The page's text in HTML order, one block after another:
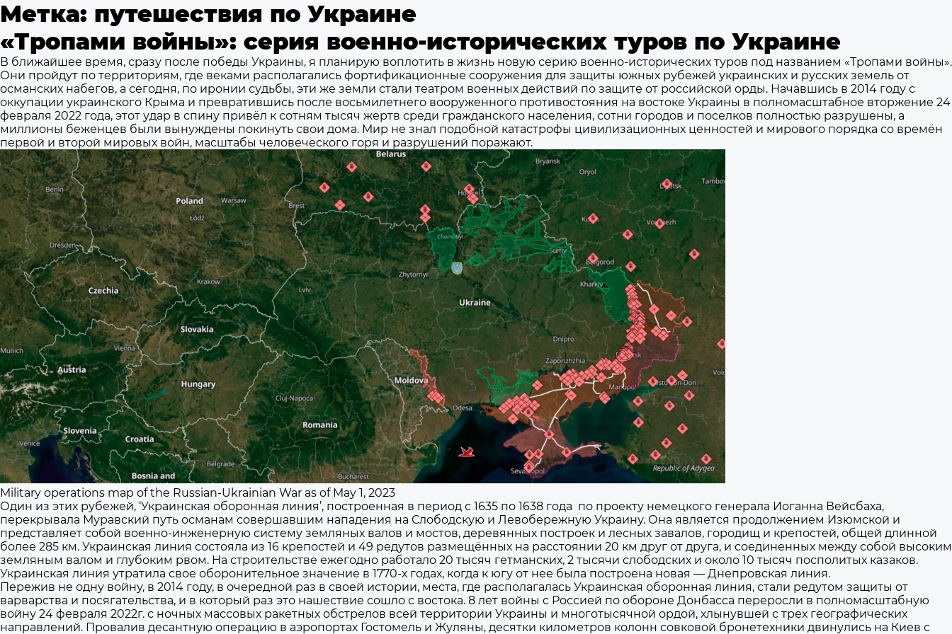
Метка: путешествия по Украине
«Тропами войны»: серия военно-исторических туров по Украине
В ближайшее время, сразу после победы Украины, я планирую воплотить в жизнь новую серию военно-исторических туров под названием «Тропами войны».
Они пройдут по территориям, где веками располагались фортификационные сооружения для защиты южных рубежей украинских и русских земель от
османских набегов, а сегодня, по иронии судьбы, эти же земли стали театром военных действий по защите от российской орды. Начавшись в 2014 году с
оккупации украинского Крыма и превратившись после восьмилетнего вооруженного противостояния на востоке Украины в полномасштабное вторжение 24
февраля 2022 года, этот удар в спину привёл к сотням тысяч жертв среди гражданского населения, сотни городов и поселков полностью разрушены, а
миллионы беженцев были вынуждены покинуть свои дома. Мир не знал подобной катастрофы цивилизационных ценностей и мирового порядка со времён
первой и второй мировых войн, масштабы человеческого горя и разрушений поражают.
Military operations map of the Russian-Ukrainian War as of May 1, 2023
Один из этих рубежей, ‘Украинская оборонная линия’, построенная в период с 1635 по 1638 года по проекту немецкого генерала Иоганна Вейсбаха,
перекрывала Муравский путь османам совершавшим нападения на Слободскую и Левобережную Украину. Она является продолжением Изюмской и
представляет собой военно-инженерную систему земляных валов и мостов, деревянных построек и лесных завалов, городищ и крепостей, общей длинной
более 285 км. Украинская линия состояла из 16 крепостей и 49 редутов размещённых на расстоянии 20 км друг от друга, и соединенных между собой высоким
земляным валом и глубоким рвом. На строительстве ежегодно работало 20 тысяч гетманских, 2 тысячи слободских и около 10 тысяч посполитых казаков.
Украинская линия утратила свое оборонительное значение в 1770-х годах, когда к югу от нее была построена новая — Днепровская линия.
Пережив не одну войну, в 2014 году, в очередной раз в своей истории, места, где располагалась Украинская оборонная линия, стали редутом защиты от
варварства и посягательства, и в который раз это нашествие сошло с востока. 8 лет войны с Россией по обороне Донбасса переросли в полномасштабную
войну 24 февраля 2022г. с ночных массовых ракетных обстрелов всей территории Украины и многотысячной ордой, хлынувшей с трех географических
направлений. Провалив десантную операцию в аэропортах Гостомель и Жуляны, десятки километров колонн совковой бронетехники двинулись на Киев с